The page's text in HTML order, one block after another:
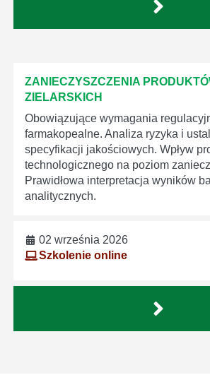
ZANIECZYSZCZENIA
ZIELARSKICH
Obowiązujące wymagania
farmakopealne. Analiza ryzyka i
specyfikacji jakościowych. Wpływ
technologicznego na poziom
Prawidłowa interpretacja wyników
analitycznych.
02 września 2026
Szkolenie online